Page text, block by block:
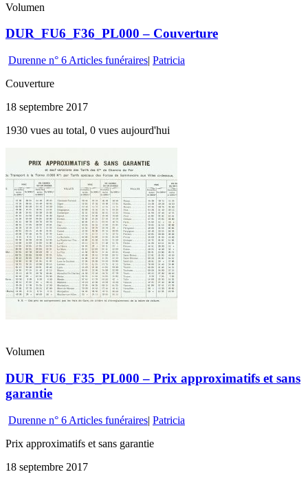
Volumen
DUR_FU6_F36_PL000 – Couverture
Durenne n° 6 Articles funéraires| Patricia
Couverture
18 septembre 2017
1930 vues au total, 0 vues aujourd'hui
Volumen
DUR_FU6_F35_PL000 – Prix approximatifs et sans
garantie
Durenne n° 6 Articles funéraires| Patricia
Prix approximatifs et sans garantie
18 septembre 2017